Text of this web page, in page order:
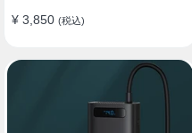
¥ 3,850 (税込)